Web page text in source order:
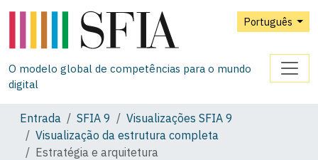
Português
O modelo global de competências para o mundo
digital
Entrada SFIA 9
Visualizações SFIA 9
Visualização da estrutura completa
Estratégia e arquitetura